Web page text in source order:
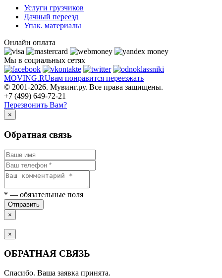
Услуги грузчиков
Дачный переезд
Упак. материалы
Онлайн оплата
Мы в социальных сетях
MOVING.RUвам понравится переезжать
© 2001-2026. Мувинг.ру. Все права защищены.
+7 (499) 649-72-21
Перезвонить Вам?
×
Обратная связь
* — обязательные поля
Отправить
×
×
ОБРАТНАЯ СВЯЗЬ
Спасибо. Ваша заявка принята.